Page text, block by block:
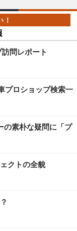
問レポート
ロショップ検索一
の素朴な疑問に「プ
クトの全貌